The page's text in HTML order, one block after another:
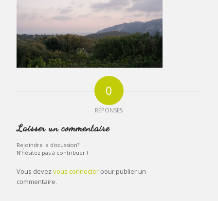
0
RÉPONSES
Laisser un commentaire
Rejoindre la discussion?
N’hésitez pas à contribuer !
Vous devez vous connecterpour publier un
commentaire.